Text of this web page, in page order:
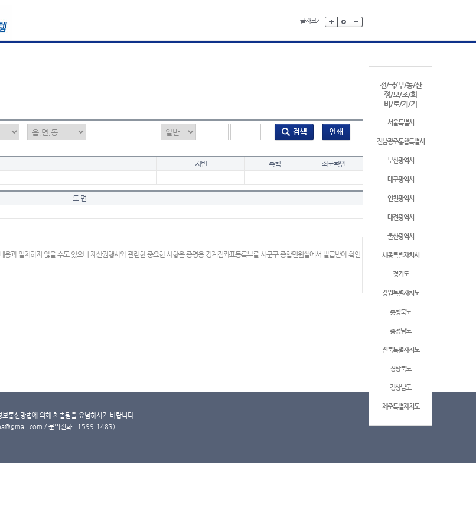
글자크기
전/국/부/동/산
정/보/조/회
바/로/가/기
서울특별시
전남광주통합특별시
부산광역시
대구광역시
인천광역시
대전광역시
울산광역시
세종특별자치시
경기도
강원특별자치도
충청북도
충청남도
전북특별자치도
경상북도
경상남도
제주특별자치도
-
지번 축척 좌표확인
도 면
용과 일치하지 않을 수도 있으니 재산권행사와 관련한 중요한 사항은 증명용 경계점좌표등록부를 시군구 종합민원실에서 발급받아 확인
통신망법에 의해 처벌됨을 유념하시기 바랍니다.
/ 문의전화 : 1599-1483)